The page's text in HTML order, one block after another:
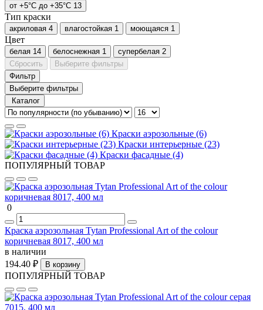
от +5°С до +35°С 13
Тип краски
акриловая 4 влагостойкая 1 моющаяся 1
Цвет
белая 14 белоснежная 1 супербелая 2
Сбросить
Выберите фильтры
Фильтр
Выберите фильтры
Каталог
Краски аэрозольные (6)
Краски интерьерные (23)
Краски фасадные (4)
ПОПУЛЯРНЫЙ ТОВАР
0
Краска аэрозольная Tytan Professional Art of the colour
коричневая 8017, 400 мл
в наличии
194.40 ₽
В корзину
ПОПУЛЯРНЫЙ ТОВАР